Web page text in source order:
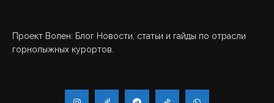
Проект Волен: Блог Новости, статьи и гайды по отрасли
горнолыжных курортов.